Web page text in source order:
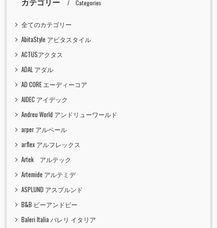
Categories
全てのカテゴリー
AbitaStyle アビタスタイル
ACTUSアクタス
ADAL アダル
AD CORE エーディーコア
AIDEC アイデック
Andreu World アンドリューワールド
arper アルペール
arflex アルフレックス
Artek アルテック
Artemide アルテミデ
ASPLUND アスプルンド
B&B ビーアンドビー
Baleri Italia バレリ イタリア